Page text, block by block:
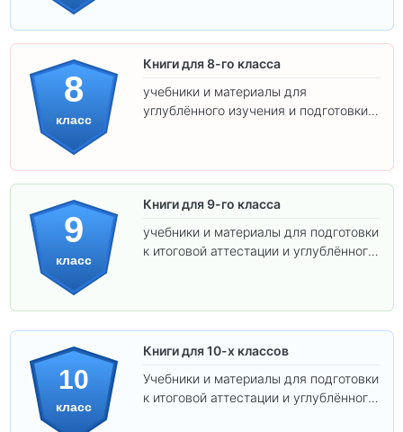
8
класс
Книги для 8-го класса
учебники и материалы для
углублённого изучения и подготовки к
9
класс
Книги для 9-го класса
учебники и материалы для подготовки
к итоговой аттестации и углублённого
10
класс
Книги для 10-х классов
Учебники и материалы для подготовки
к итоговой аттестации и углублённого